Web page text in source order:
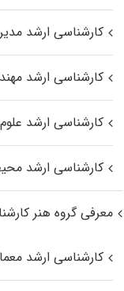
کارشناسی ارشد
کارشناسی ارشد
کارشناسی ارشد
کارشناسی ارشد
معرفی گروه هنر
کارشناسی ارشد